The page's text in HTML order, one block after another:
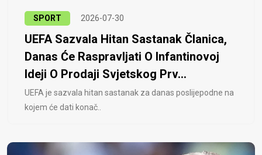
SPORT 2026-07-30
UEFA Sazvala Hitan Sastanak Članica,
Danas Će Raspravljati O Infantinovoj
Ideji O Prodaji Svjetskog Prv...
UEFA je sazvala hitan sastanak za danas poslijepodne na
kojem će dati konač..